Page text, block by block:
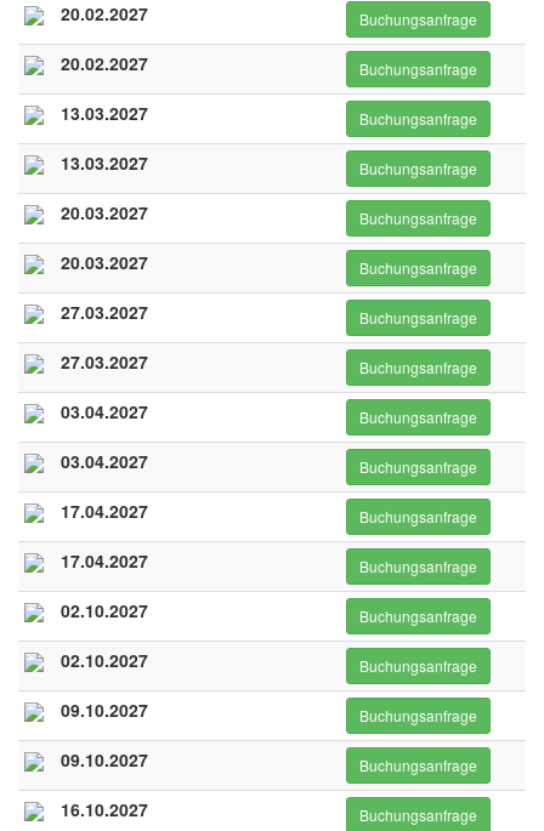
20.02.2027 Buchungsanfrage
20.02.2027 Buchungsanfrage
13.03.2027 Buchungsanfrage
13.03.2027 Buchungsanfrage
20.03.2027 Buchungsanfrage
20.03.2027 Buchungsanfrage
27.03.2027 Buchungsanfrage
27.03.2027 Buchungsanfrage
03.04.2027 Buchungsanfrage
03.04.2027 Buchungsanfrage
17.04.2027 Buchungsanfrage
17.04.2027 Buchungsanfrage
02.10.2027 Buchungsanfrage
02.10.2027 Buchungsanfrage
09.10.2027 Buchungsanfrage
09.10.2027 Buchungsanfrage
16.10.2027 Buchungsanfrage